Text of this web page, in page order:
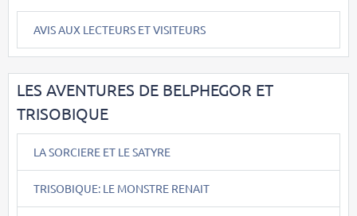
AVIS AUX LECTEURS ET VISITEURS
LES AVENTURES DE BELPHEGOR ET
TRISOBIQUE
LA SORCIERE ET LE SATYRE
TRISOBIQUE: LE MONSTRE RENAIT